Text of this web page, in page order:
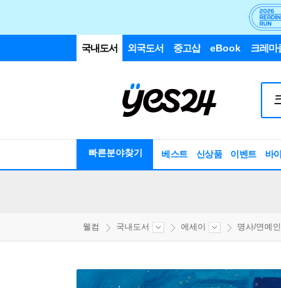
국내도서 외국도서 중고샵 eBook 크레마
빠른분야찾기 베스트 신상품 이벤트 바
웰컴 국내도서 에세이 명사/연예